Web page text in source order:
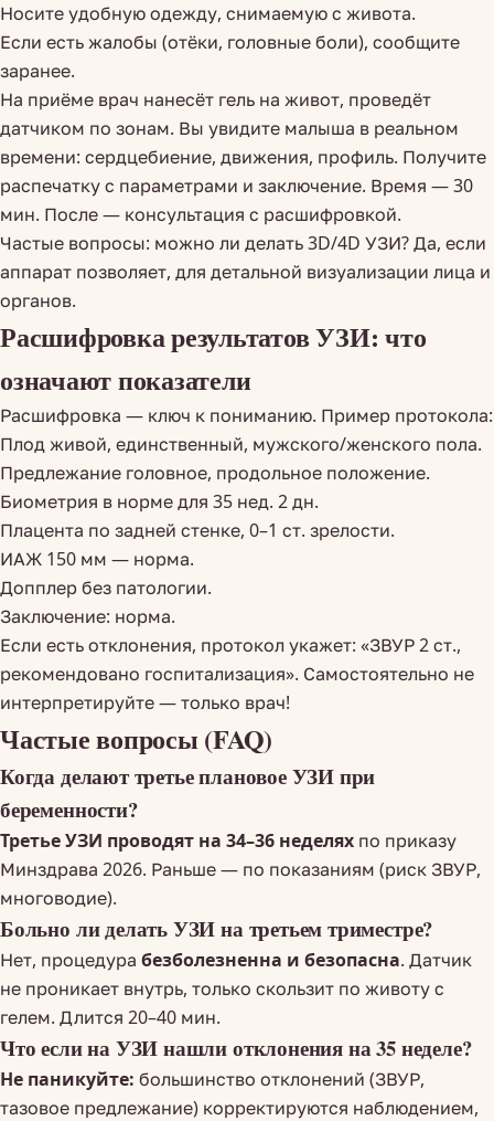
Носите удобную одежду, снимаемую с живота.
Если есть жалобы (отёки, головные боли), сообщите
заранее.
На приёме врач нанесёт гель на живот, проведёт
датчиком по зонам. Вы увидите малыша в реальном
времени: сердцебиение, движения, профиль. Получите
распечатку с параметрами и заключение. Время — 30
мин. После — консультация с расшифровкой.
Частые вопросы: можно ли делать 3D/4D УЗИ? Да, если
аппарат позволяет, для детальной визуализации лица и
органов.
Расшифровка результатов УЗИ: что
означают показатели
Расшифровка — ключ к пониманию. Пример протокола:
Плод живой, единственный, мужского/женского пола.
Предлежание головное, продольное положение.
Биометрия в норме для 35 нед. 2 дн.
Плацента по задней стенке, 0–1 ст. зрелости.
ИАЖ 150 мм — норма.
Допплер без патологии.
Заключение: норма.
Если есть отклонения, протокол укажет: «ЗВУР 2 ст.,
рекомендовано госпитализация». Самостоятельно не
интерпретируйте — только врач!
Частые вопросы (FAQ)
Когда делают третье плановое УЗИ при
беременности?
Третье УЗИ проводят на 34–36 неделях по приказу
Минздрава 2026. Раньше — по показаниям (риск ЗВУР,
многоводие).
Больно ли делать УЗИ на третьем триместре?
Нет, процедура безболезненна и безопасна. Датчик
не проникает внутрь, только скользит по животу с
гелем. Длится 20–40 мин.
Что если на УЗИ нашли отклонения на 35 неделе?
Не паникуйте: большинство отклонений (ЗВУР,
тазовое предлежание) корректируются наблюдением,